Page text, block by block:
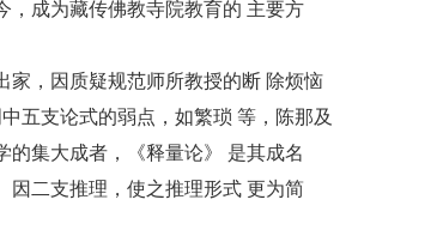
，成为藏传佛教寺院教育的 主要方
，因质疑规范师所教授的断 除烦恼
五支论式的弱点，如繁琐 等，陈那及
集大成者，《释量论》 是其成名
因二支推理，使之推理形式 更为简